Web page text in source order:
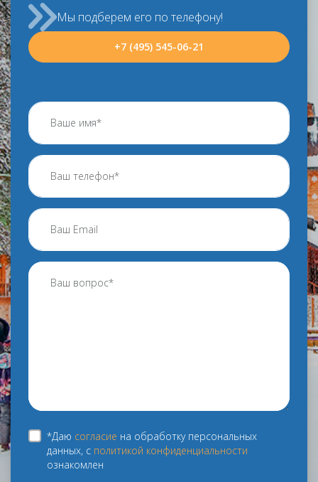
Мы подберем его по телефону!
+7 (495) 545-06-21
*Даю согласие на обработку персональных
данных, с политикой конфиденциальности
ознакомлен